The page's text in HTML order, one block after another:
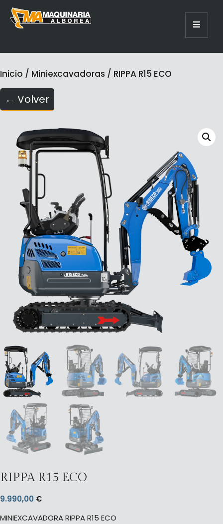
Inicio / Miniexcavadoras / RIPPA R15 ECO
← Volver
RIPPA R15 ECO
9.990,00 €
MINIEXCAVADORA RIPPA R15 ECO